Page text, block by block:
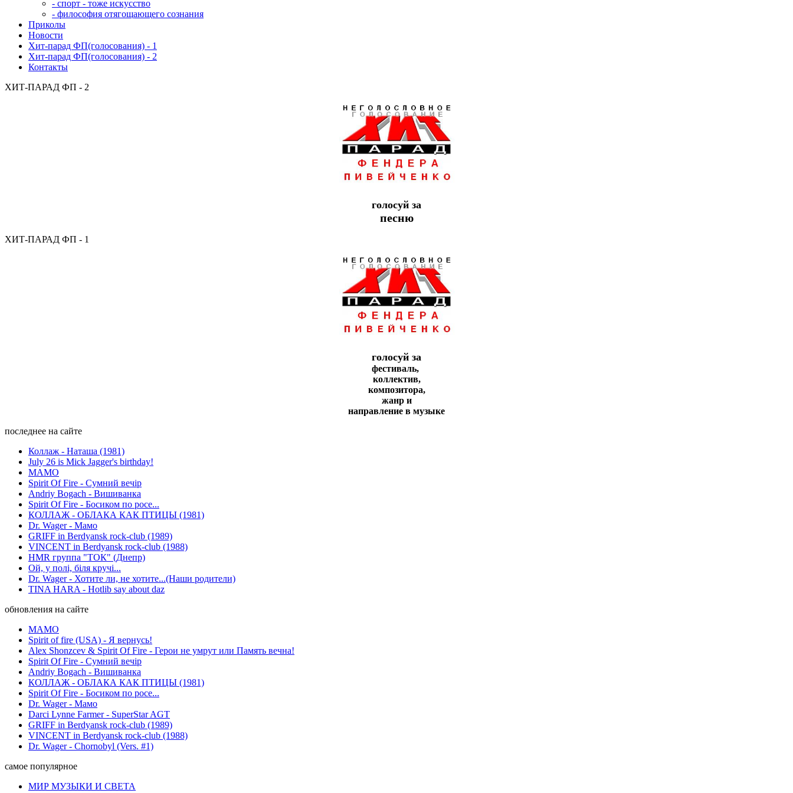
- спорт - тоже искусство
- философия отягощающего сознания
Приколы
Новости
Хит-парад ФП(голосования) - 1
Хит-парад ФП(голосования) - 2
Контакты
ХИТ-ПАРАД ФП - 2
голосуй за
песню
ХИТ-ПАРАД ФП - 1
голосуй за
фестиваль,
коллeктив,
композитора,
жанр и
направление в музыке
последнее на сайте
Коллаж - Наташа (1981)
July 26 is Mick Jagger's birthday!
МАМО
Spirit Of Fire - Сумний вечір
Andriy Bogach - Вишиванка
Spirit Of Fire - Босиком по росе...
КОЛЛАЖ - ОБЛАКА КАК ПТИЦЫ (1981)
Dr. Wager - Мамо
GRIFF in Berdyansk rock-club (1989)
VINCENT in Berdyansk rock-club (1988)
HMR группа "ТОК" (Днепр)
Ой, у полі, біля кручі...
Dr. Wager - Хотите ли, не хотите...(Наши родители)
TINA HARA - Hotlib say about daz
обновления на сайте
МАМО
Spirit of fire (USA) - Я вернусь!
Alex Shonzcev & Spirit Of Fire - Герои не умрут или Память вечна!
Spirit Of Fire - Сумний вечір
Andriy Bogach - Вишиванка
КОЛЛАЖ - ОБЛАКА КАК ПТИЦЫ (1981)
Spirit Of Fire - Босиком по росе...
Dr. Wager - Мамо
Darci Lynne Farmer - SuperStar AGT
GRIFF in Berdyansk rock-club (1989)
VINCENT in Berdyansk rock-club (1988)
Dr. Wager - Chornobyl (Vers. #1)
самое популярное
МИР МУЗЫКИ И СВЕТА